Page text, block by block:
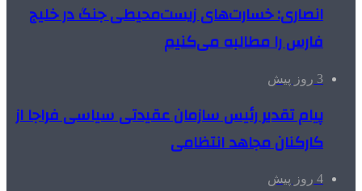
انصاری: خسارت‌های زیست‌محیطی جنگ در خلیج
فارس را مطالبه‌ می‌کنیم
3 روز پیش
پیام تقدیر رئیس سازمان عقیدتی سیاسی فراجا از
کارکنان مجاهد انتظامی
4 روز پیش